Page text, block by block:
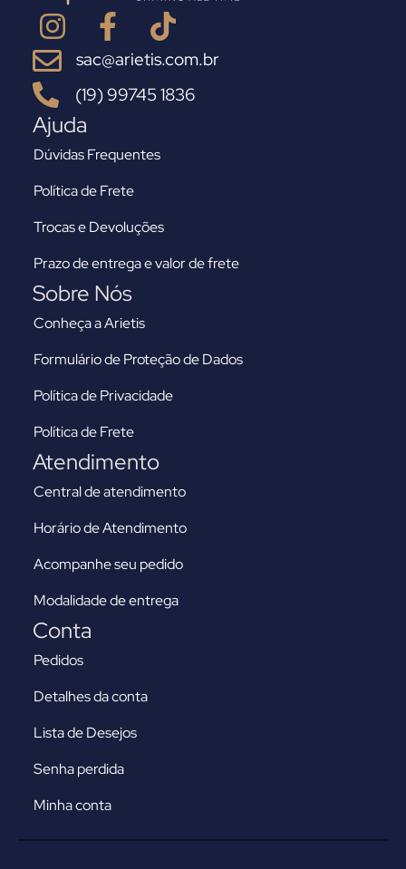
sac@arietis.com.br
(19) 99745 1836
Ajuda
Dúvidas Frequentes
Política de Frete
Trocas e Devoluções
Prazo de entrega e valor de frete
Sobre Nós
Conheça a Arietis
Formulário de Proteção de Dados
Política de Privacidade
Política de Frete
Atendimento
Central de atendimento
Horário de Atendimento
Acompanhe seu pedido
Modalidade de entrega
Conta
Pedidos
Detalhes da conta
Lista de Desejos
Senha perdida
Minha conta